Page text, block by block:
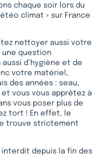
chaque soir lors du
climat » sur France
nettoyer aussi votre
une question
d’hygiène et de
votre matériel,
des années : seau,
vous vous apprêtez à
vous poser plus de
tort ! En effet, le
trouve strictement
interdit depuis la fin des